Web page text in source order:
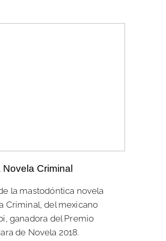
Novela Criminal
la mastodóntica novela
Criminal, del mexicano
ganadora del Premio
de Novela 2018.